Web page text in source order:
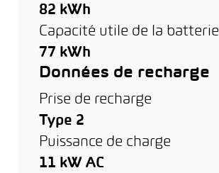
82 kWh
Capacité utile de la batterie
77 kWh
Données de recharge
Prise de recharge
Type 2
Puissance de charge
11 kW AC